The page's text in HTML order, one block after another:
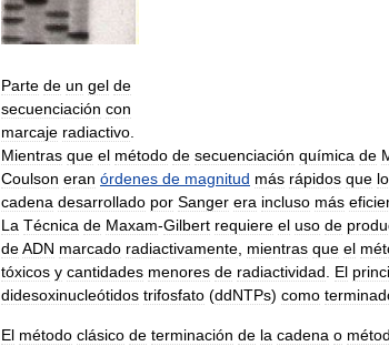
Parte de un gel de
secuenciación con
marcaje radiactivo.
Mientras que el método de secuenciación química de
Coulson eran órdenes de magnitud más rápidos que
cadena desarrollado por Sanger era incluso más
La Técnica de Maxam-Gilbert requiere el uso de
deADN marcado radiactivamente, mientras que el
tóxicos y cantidades menores de radiactividad. El
didesoxinucleótidos trifosfato (ddNTPs) como
El método clásico de terminación de la cadena o